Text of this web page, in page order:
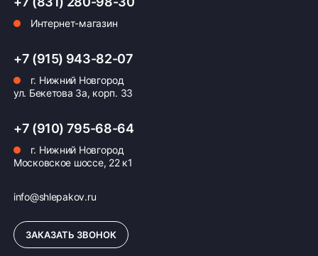
Возможна картой, наличными при получении,
также доступно оформление кредита и
формирование счёта для Юр.Лица
ПОДРОБНЕЕ ОБ ОПЛАТЕ
Интернет-магазин
+7 (915) 943-82-07
г. Нижний Новгород
ул. Бекетова 3а, корп. 33
+7 (910) 795-68-64
г. Нижний Новгород
Московское шоссе, 22 к1
info@shlepakov.ru
ЗАКАЗАТЬ ЗВОНОК